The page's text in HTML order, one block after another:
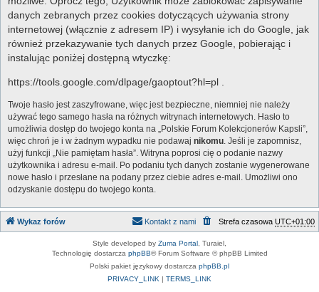
danych zebranych przez cookies dotyczących używania strony
internetowej (włącznie z adresem IP) i wysyłanie ich do Google, jak
również przekazywanie tych danych przez Google, pobierając i
instalując poniżej dostępną wtyczkę:
https://tools.google.com/dlpage/gaoptout?hl=pl .
Twoje hasło jest zaszyfrowane, więc jest bezpieczne, niemniej nie należy
używać tego samego hasła na różnych witrynach internetowych. Hasło to
umożliwia dostęp do twojego konta na „Polskie Forum Kolekcjonerów Kapsli”,
więc chroń je i w żadnym wypadku nie podawaj nikomu. Jeśli je zapomnisz,
użyj funkcji „Nie pamiętam hasła”. Witryna poprosi cię o podanie nazwy
użytkownika i adresu e-mail. Po podaniu tych danych zostanie wygenerowane
nowe hasło i przesłane na podany przez ciebie adres e-mail. Umożliwi ono
odzyskanie dostępu do twojego konta.
Wykaz forów Strefa czasowa UTC+01:00
Kontakt z nami
Style developed by Zuma Portal, Turaiel,
Technologię dostarcza phpBB® Forum Software © phpBB Limited
Polski pakiet językowy dostarcza phpBB.pl
PRIVACY_LINK | TERMS_LINK